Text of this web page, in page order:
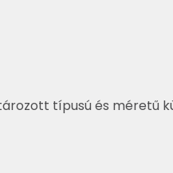
típusú és méretű